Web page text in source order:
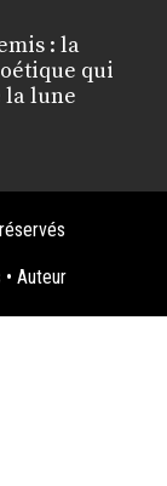
: la
qui
la lune
• Auteur